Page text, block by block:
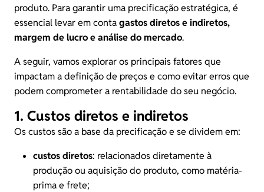
produto. Para garantir uma precificação estratégica, é
essencial levar em contagastos diretos e indiretos,
margem de lucro eanálise do mercado.
A seguir, vamos explorar os principais fatores que
impactam a definição de preços e como evitar erros que
podem comprometer a rentabilidade do seu negócio.
1. Custos diretos e indiretos
Os custos são a base da precificaçãoe se dividem em:
custos diretos: relacionados diretamente à
produção ou aquisição do produto, como matéria-
prima e frete;